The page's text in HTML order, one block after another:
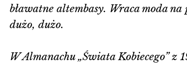
bławatne altembasy. Wraca moda na
dużo, dużo.
W Almanachu „Świata Kobiecego”